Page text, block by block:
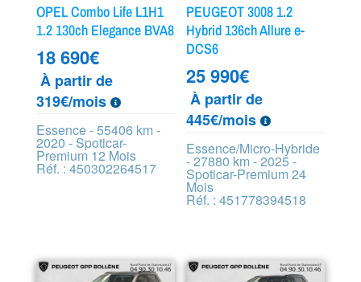
OPEL Combo Life L1H1
1.2 130ch Elegance BVA8
18 690€
À partir de
319€/mois
Essence - 55406 km -
2020 - Spoticar-
Premium 12 Mois
Réf. : 450302264517
PEUGEOT 3008 1.2
Hybrid 136ch Allure e-
DCS6
25 990€
À partir de
445€/mois
Essence/Micro-Hybride
- 27880 km - 2025 -
Spoticar-Premium 24
Mois
Réf. : 451778394518